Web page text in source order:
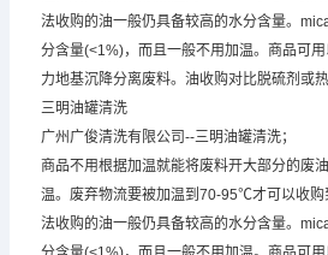
法收购的油一般仍具备较高的水分含量。
分含量(<1%)，而且一般不用加温。商品可
力地基沉降分离废料。油收购对比脱硫剂或
三明油罐清洗
广州广俊清洗有限公司--三明油罐清洗；
商品不用根据加温就能将废料开大部分的废
温。废弃物流要被加温到70-95℃才可以收购
法收购的油一般仍具备较高的水分含量。